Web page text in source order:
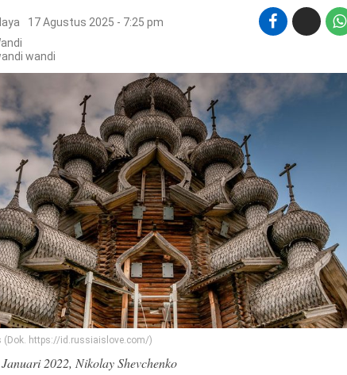
METRO
TECHSTYLE
SPORT
WISATA
17 Agustus 2025 - 7:25 pm
wandi
(Dok. https://id.russiaislove.com/)
2022, Nikolay Shevchenko